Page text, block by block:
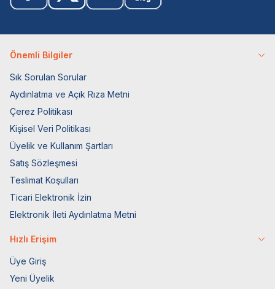
Önemli Bilgiler
Sık Sorulan Sorular
Aydınlatma ve Açık Rıza Metni
Çerez Politikası
Kişisel Veri Politikası
Üyelik ve Kullanım Şartları
Satış Sözleşmesi
Teslimat Koşulları
Ticari Elektronik İzin
Elektronik İleti Aydınlatma Metni
Hızlı Erişim
Üye Giriş
Yeni Üyelik